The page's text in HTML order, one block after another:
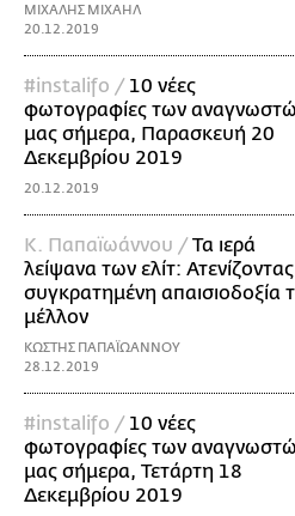
ΜΙΧΑΛΗΣ ΜΙΧΑΗΛ
20.12.2019
#instalifo / 10 νέες
φωτογραφίες των
μας σήμερα, Παρασκευή 20
Δεκεμβρίου 2019
20.12.2019
Κ. Παπαϊωάννου /Τα ιερά
λείψανα των ελίτ:
συγκρατημένη απαισιοδοξία
μέλλον
ΚΩΣΤΗΣ ΠΑΠΑΪΩΑΝΝΟΥ
28.12.2019
#instalifo / 10 νέες
φωτογραφίες των
μας σήμερα, Τετάρτη 18
Δεκεμβρίου 2019